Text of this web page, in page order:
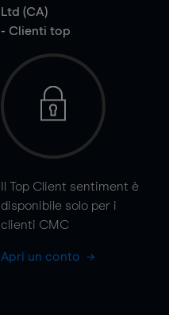
Ltd (CA)
- Clienti top
Il Top Client sentiment è
disponibile solo per i
clienti CMC
Apri un conto